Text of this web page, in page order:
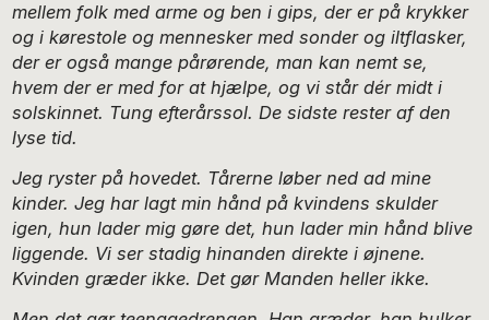
mellem folk med arme og ben i gips, der er på krykker
og i kørestole og mennesker med sonder og iltflasker,
der er også mange pårørende, man kan nemt se,
hvem der er med for at hjælpe, og vi står dér midt i
solskinnet. Tung efterårssol. De sidste rester af den
lyse tid.
Jeg ryster på hovedet. Tårerne løber ned ad mine
kinder. Jeg har lagt min hånd på kvindens skulder
igen, hun lader mig gøre det, hun lader min hånd blive
liggende. Vi ser stadig hinanden direkte i øjnene.
Kvinden græder ikke. Det gør Manden heller ikke.